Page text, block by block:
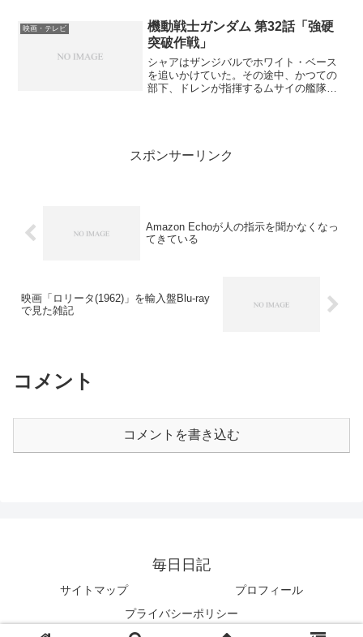
いたNetflixオリジナル...
映画・テレビ
機動戦士ガンダム 第32話「強硬
突破作戦」
シャアはザンジバルでホワイト・ベース
を追いかけていた。その途中、かつての
部下、ドレンが指揮するムサイの艦隊が
スポンサーリンク
Amazon Echoが人の指示を聞かなくなっ
てきている
映画「ロリータ(1962)」を輸入盤Blu-ray
で見た雑記
コメント
コメントを書き込む
毎日日記
サイトマップ
プロフィール
プライバシーポリシー